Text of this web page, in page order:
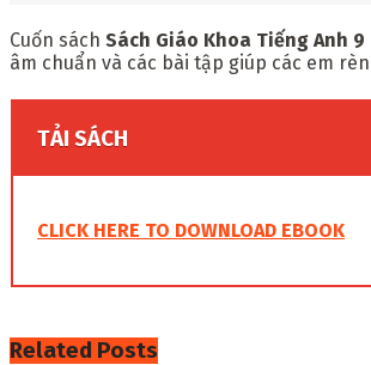
Cuốn sách Sách Giáo Khoa Tiếng Anh 9
âm chuẩn và các bài tập giúp các em
TẢI SÁCH
CLICK HERE TO DOWNLOAD EBOOK
Related Posts